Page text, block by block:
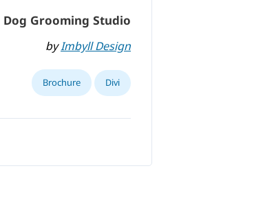
Grooming Studio
byImbyll Design
Divi
Brochure